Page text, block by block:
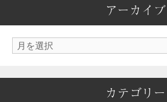
アーカイブ
ア
カテゴリー